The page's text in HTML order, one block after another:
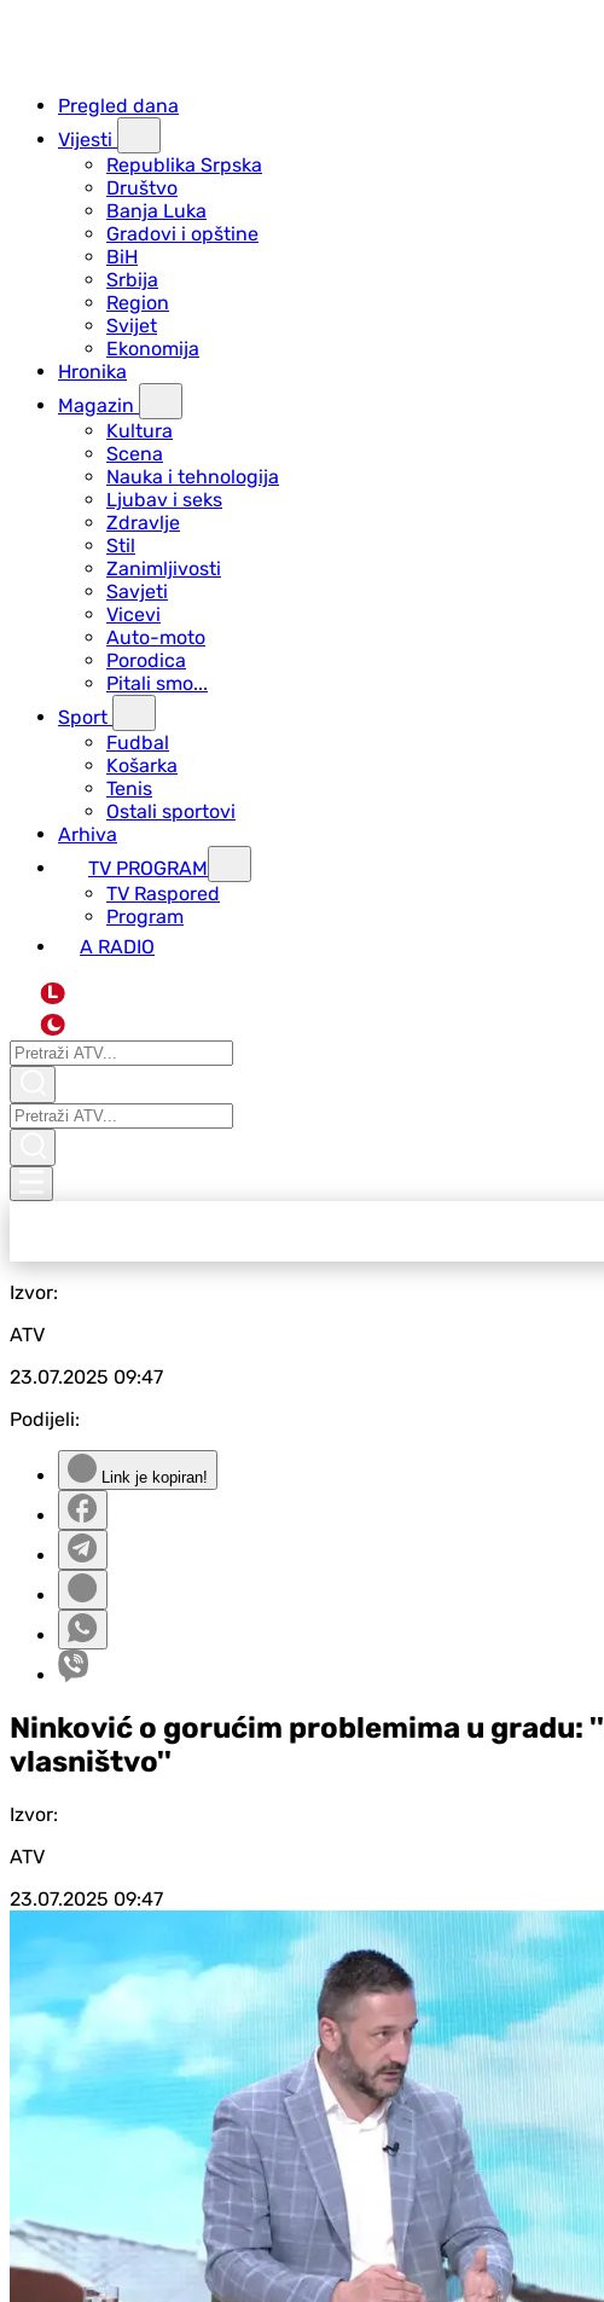
Pregled dana
Vijesti
Republika Srpska
Društvo
Banja Luka
Gradovi i opštine
BiH
Srbija
Region
Svijet
Ekonomija
Hronika
Magazin
Kultura
Scena
Nauka i tehnologija
Ljubav i seks
Zdravlje
Stil
Zanimljivosti
Savjeti
Vicevi
Auto-moto
Porodica
Pitali smo...
Sport
Fudbal
Košarka
Tenis
Ostali sportovi
Arhiva
TV PROGRAM
ТV Raspored
Program
A RADIO
L
Izvor:
ATV
23.07.2025 09:47
Podijeli:
Link je kopiran!
Ninković o gorućim problemima u gradu:
vlasništvo''
Izvor:
ATV
23.07.2025 09:47